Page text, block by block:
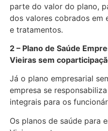
parte do valor do plano,
dos valores cobrados em
e tratamentos.
2 – Plano de Saúde
Vieiras sem
Já o plano empresarial
empresa se
integrais para os
Os planos de saúde para